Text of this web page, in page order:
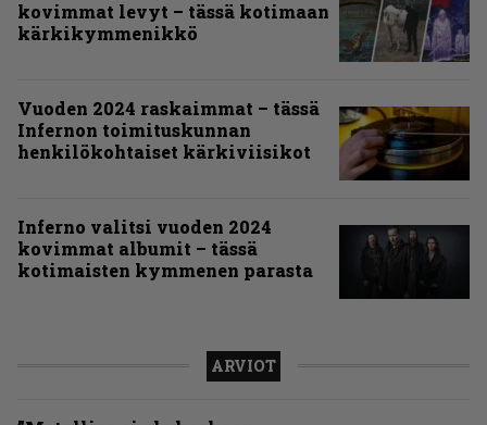
kovimmat levyt – tässä kotimaan
kärkikymmenikkö
Vuoden 2024 raskaimmat – tässä
Infernon toimituskunnan
henkilökohtaiset kärkiviisikot
Inferno valitsi vuoden 2024
kovimmat albumit – tässä
kotimaisten kymmenen parasta
ARVIOT